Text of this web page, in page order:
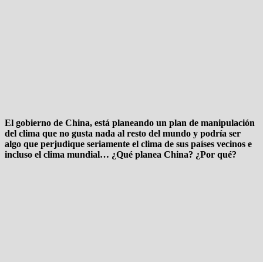
El gobierno de China, está planeando un plan de manipulación
del clima que no gusta nada al resto del mundo y podría ser
algo que perjudique seriamente el clima de sus países vecinos e
incluso el clima mundial… ¿Qué planea China? ¿Por qué?